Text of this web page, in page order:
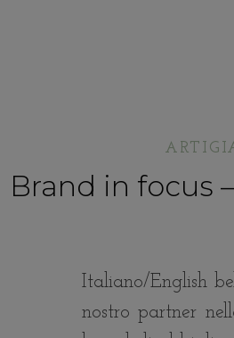
Brand in focus
Italiano/English
nostro partner